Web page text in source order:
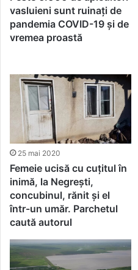
vasluieni sunt ruinați de
pandemia COVID-19 și de
vremea proastă
25 mai 2020
Femeie ucisă cu cuțitul în
inimă, la Negrești,
concubinul, rănit și el
într-un umăr. Parchetul
caută autorul